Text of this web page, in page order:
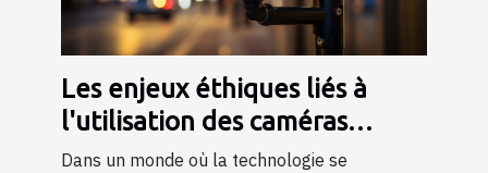
Les enjeux éthiques liés à
l'utilisation des caméras
espion dans la société
Dans un monde où la technologie se